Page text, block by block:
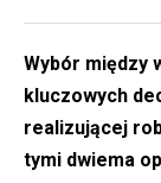
Wybór między
kluczowych
realizującej
tymi dwiema